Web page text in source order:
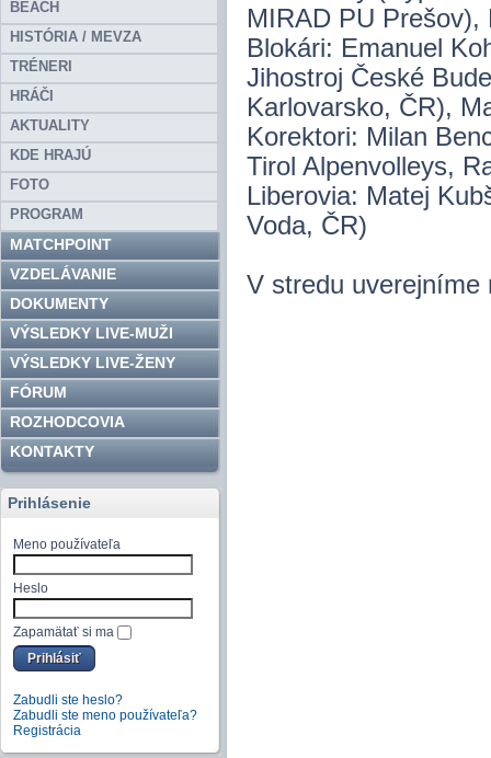
BEACH
HISTÓRIA / MEVZA
TRÉNERI
HRÁČI
AKTUALITY
KDE HRAJÚ
FOTO
PROGRAM
MATCHPOINT
VZDELÁVANIE
DOKUMENTY
VÝSLEDKY LIVE-MUŽI
VÝSLEDKY LIVE-ŽENY
FÓRUM
ROZHODCOVIA
KONTAKTY
Prihlásenie
Meno používateľa
Heslo
Zapamätať si ma
Zabudli ste heslo?
Zabudli ste meno používateľa?
Registrácia
MIRAD PU Prešov),
Blokári: Emanuel
Jihostroj České
Karlovarsko, ČR),
Korektori: Milan
Tirol Alpenvolleys,
Liberovia: Matej
Voda, ČR)
V stredu uverejníme